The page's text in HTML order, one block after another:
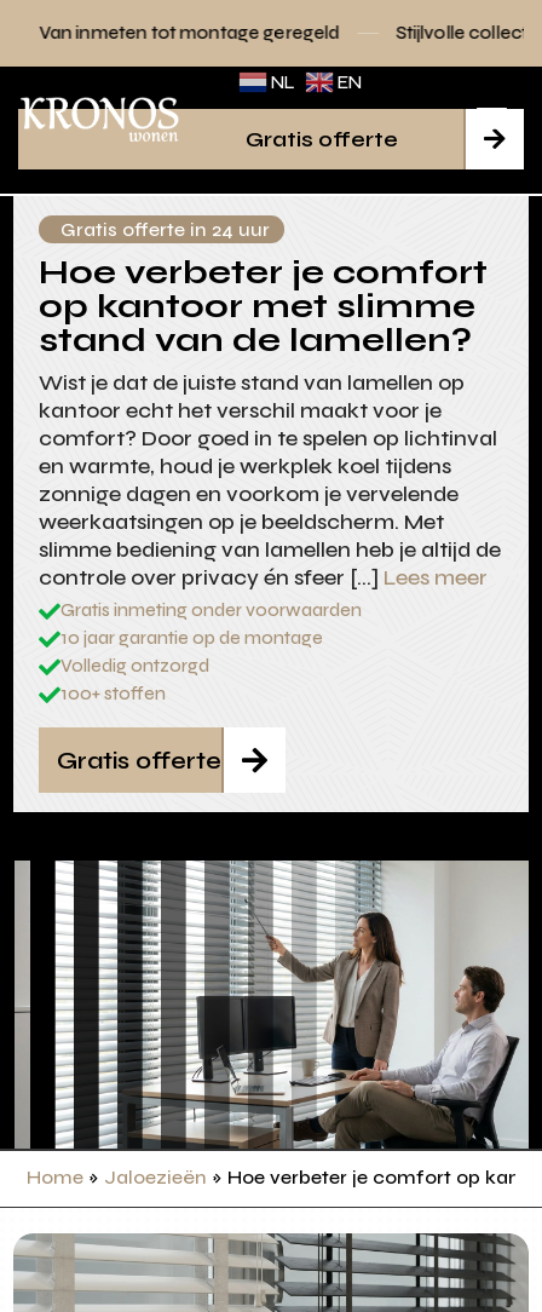
montage geregeld Stijlvolle collecties voor elk
NL EN

Gratis offerte
Gratis offerte in 24 uur
Hoe verbeter je comfort
op kantoor met slimme
stand van de lamellen?
Wist je dat de juiste stand van lamellen op
kantoor echt het verschil maakt voor je
comfort? Door goed in te spelen op lichtinval
en warmte, houd je werkplek koel tijdens
zonnige dagen en voorkom je vervelende
weerkaatsingen op je beeldscherm. Met
slimme bediening van lamellen heb je altijd de
controle over privacy én sfeer […] Lees meer
Gratis inmeting onder voorwaarden
10 jaar garantie op de montage
Volledig ontzorgd
100+ stoffen

Gratis offerte
Home » Jaloezieën » Hoe verbeter je comfort op